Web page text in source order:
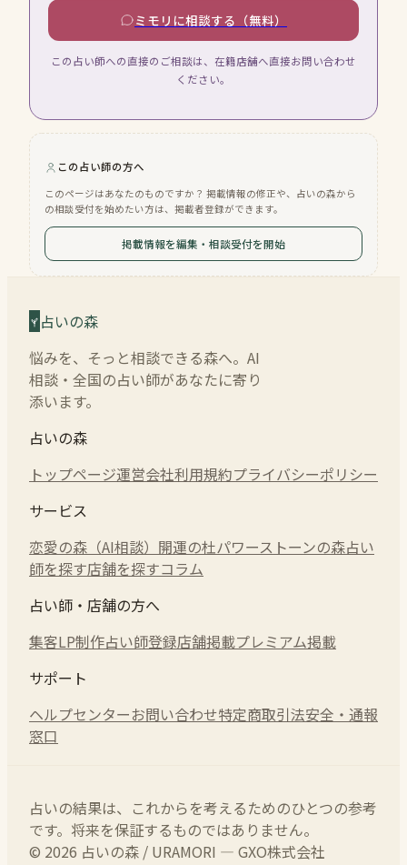
ミモリに相談する（無料）
この占い師への直接のご相談は、在籍店舗へ直接お問い合わせ
ください。
この占い師の方へ
このページはあなたのものですか？ 掲載情報の修正や、占いの森から
の相談受付を始めたい方は、掲載者登録ができます。
掲載情報を編集・相談受付を開始
占いの森
悩みを、そっと相談できる森へ。AI
相談・全国の占い師があなたに寄り
添います。
占いの森
トップページ運営会社利用規約プライバシーポリシー
サービス
恋愛の森（AI相談） 開運の杜パワーストーンの森占い
師を探す店舗を探すコラム
占い師・店舗の方へ
集客LP制作占い師登録店舗掲載プレミアム掲載
サポート
ヘルプセンターお問い合わせ特定商取引法安全・通報
窓口
占いの結果は、これからを考えるためのひとつの参考
です。将来を保証するものではありません。
© 2026 占いの森 / URAMORI — GXO株式会社